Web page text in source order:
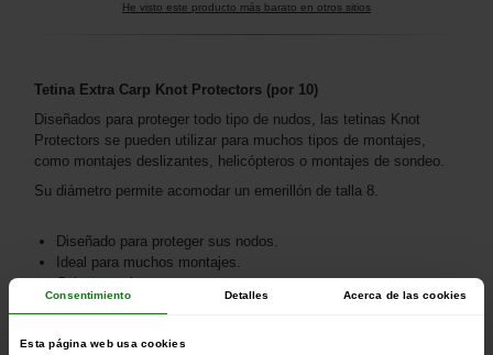
Consentimiento Detalles Acerca de las cookies
Esta página web usa cookies
He visto este producto más barato en otros sitios
Tetina Extra Carp Knot Protectors (por 10)
Diseñados para proteger todo tipo de nudos, las tetinas Knot
Protectors se pueden utilizar para muchos tipos de montajes,
como montajes deslizantes, helicópteros o montajes de sondeo.
Su diámetro permite acomodar un emerillón de talla 8.
Diseñado para proteger sus nodos.
Ideal para muchos montajes.
Color: marrón transparente.